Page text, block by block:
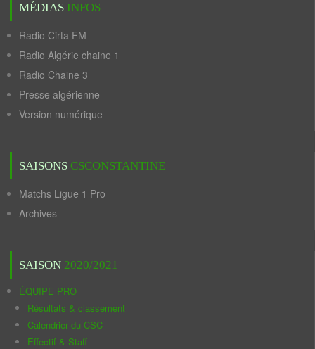
MÉDIAS INFOS
Radio Cirta FM
Radio Algérie chaine 1
Radio Chaine 3
Presse algérienne
Version numérique
SAISONS CSCONSTANTINE
Matchs Ligue 1 Pro
Archives
SAISON 2020/2021
ÉQUIPE PRO
Résultats & classement
Calendrier du CSC
Effectif & Staff